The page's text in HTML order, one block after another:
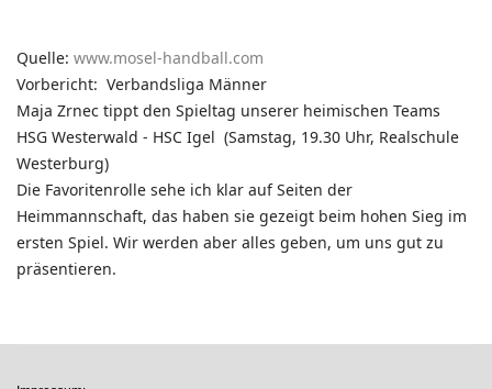
Quelle: www.mosel-handball.com
Vorbericht: Verbandsliga Männer
Maja Zrnec tippt den Spieltag unserer heimischen Teams
HSG Westerwald - HSC Igel (Samstag, 19.30 Uhr, Realschule
Westerburg)
Die Favoritenrolle sehe ich klar auf Seiten der
Heimmannschaft, das haben sie gezeigt beim hohen Sieg im
ersten Spiel. Wir werden aber alles geben, um uns gut zu
präsentieren.